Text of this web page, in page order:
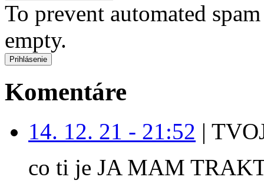
To prevent automated
empty.
Komentáre
14. 12. 21 - 21:52 |
co ti je JA MAM